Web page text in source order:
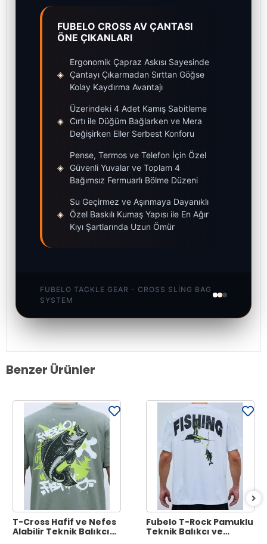
FUBELO CROSS AV ÇANTASI
ÖNE ÇIKANLARI
◈
Ergonomik Çapraz Askısı Sayesinde
Çantayı Çıkarmadan Sırttan Göğse
Kolay Kaydırma Avantajı
◈
Üzerindeki 4 Adet Kamış Sabitleme
Cırtı ile Düğüm Bağlarken ve Mera
Değişirken Eller Serbest Konforu
◈
Pense, Termos ve Telefon İçin Özel
Güvenli Yuvalar ve Toplam 4
Bağımsız Fermuarlı Bölme Düzeni
◈
Su Geçirmez ve Aşınmaya Dayanıklı
Özel Baskılı Kumaş Yapısı ile En Ağır
Kıyı Şartlarında Uzun Ömür
FUBELO TACKLE GEAR - CROSS SLING BAG
SYSTEM
Benzer Ürünler
T-Cross Hafif ve Nefes
Alabilir Teknik Balıkçı
Fubelo T-Rock Pamuklu
Teknik Balıkçı ve